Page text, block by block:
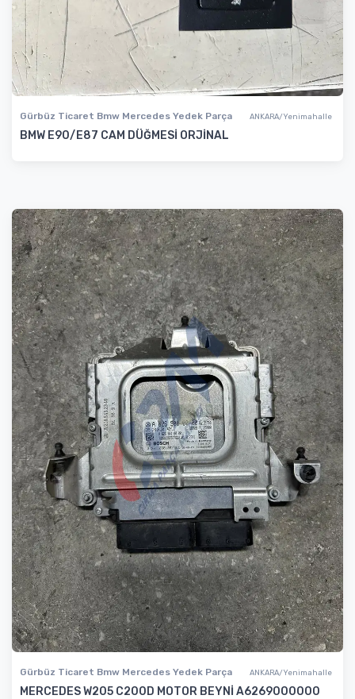
Gürbüz Ticaret Bmw Mercedes Yedek Parça ANKARA/Yenimahalle
BMW E90/E87 CAM DÜĞMESİ ORJİNAL
Gürbüz Ticaret Bmw Mercedes Yedek Parça ANKARA/Yenimahalle
MERCEDES W205 C200D MOTOR BEYNİ A6269000000